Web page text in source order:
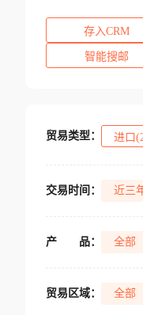
存入CRM
智能搜邮
贸易类型： 进口
交易时间： 近三
产 品： 全部
贸易区域： 全部